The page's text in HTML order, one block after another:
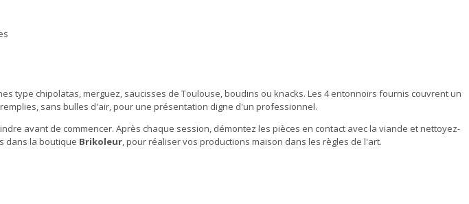
type chipolatas, merguez, saucisses de Toulouse, boudins ou knacks. Les 4 entonnoirs fournis couvrent un
sans bulles d'air, pour une présentation digne d'un professionnel.
avant de commencer. Après chaque session, démontez les pièces en contact avec la viande et nettoyez-
dans la boutique Brikoleur, pour réaliser vos productions maison dans les règles de l'art.